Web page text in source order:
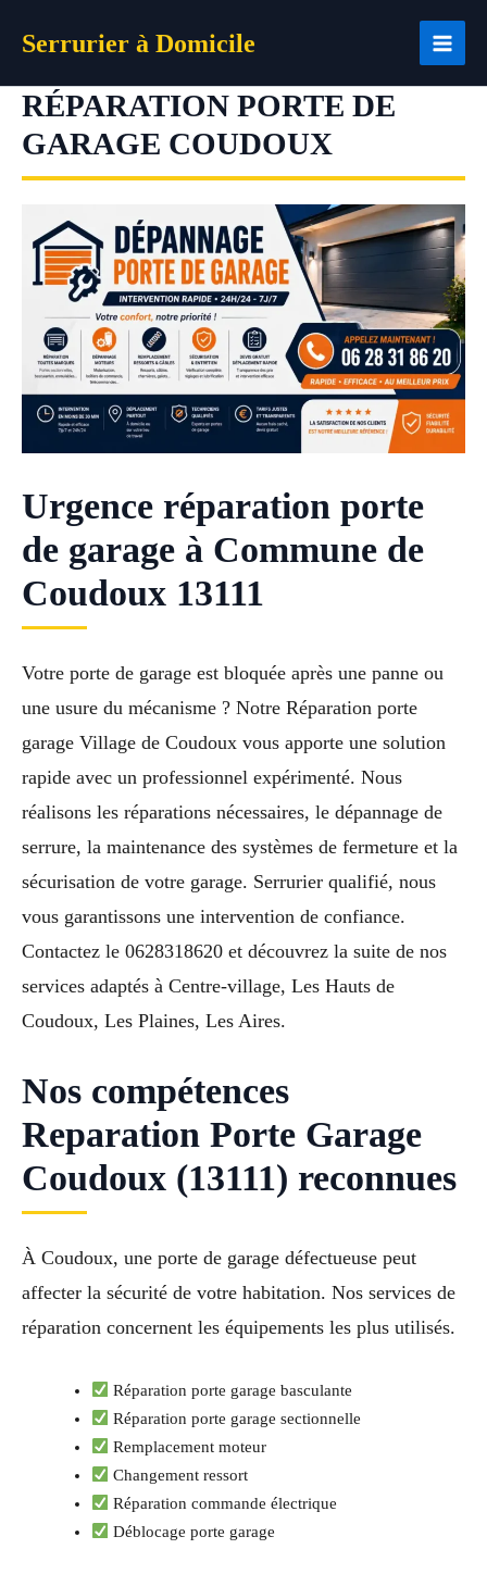
Serrurier à Domicile
RÉPARATION PORTE DE
GARAGE COUDOUX
Urgence réparation porte
de garage à Commune de
Coudoux 13111
Votre porte de garage est bloquée après une panne ou
une usure du mécanisme ? Notre Réparation porte
garage Village de Coudoux vous apporte une solution
rapide avec un professionnel expérimenté. Nous
réalisons les réparations nécessaires, le dépannage de
serrure, la maintenance des systèmes de fermeture et la
sécurisation de votre garage. Serrurier qualifié, nous
vous garantissons une intervention de confiance.
Contactez le 0628318620 et découvrez la suite de nos
services adaptés à Centre-village, Les Hauts de
Coudoux, Les Plaines, Les Aires.
Nos compétences
Reparation Porte Garage
Coudoux (13111) reconnues
À Coudoux, une porte de garage défectueuse peut
affecter la sécurité de votre habitation. Nos services de
réparation concernent les équipements les plus utilisés.
Réparation porte garage basculante
Réparation porte garage sectionnelle
Remplacement moteur
Changement ressort
Réparation commande électrique
Déblocage porte garage